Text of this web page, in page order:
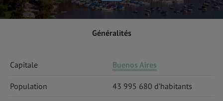
Généralités
Capitale Buenos Aires
Population 43 995 680 d’habitants